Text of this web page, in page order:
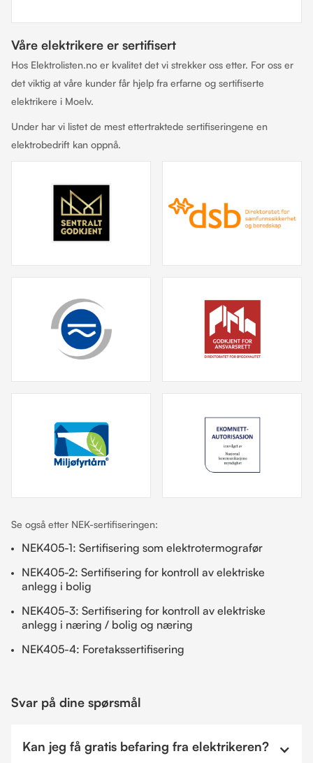
Våre elektrikere er sertifisert
Hos Elektrolisten.no er kvalitet det vi strekker oss etter. For oss er
det viktig at våre kunder får hjelp fra erfarne og sertifiserte
elektrikere i Moelv.
Under har vi listet de mest ettertraktede sertifiseringene en
elektrobedrift kan oppnå.
Se også etter NEK-sertifiseringen:
NEK405-1: Sertifisering som elektrotermografør
NEK405-2: Sertifisering for kontroll av elektriske
anlegg i bolig
NEK405-3: Sertifisering for kontroll av elektriske
anlegg i næring / bolig og næring
NEK405-4: Foretakssertifisering
Svar på dine spørsmål
Kan jeg få gratis befaring fra elektrikeren?